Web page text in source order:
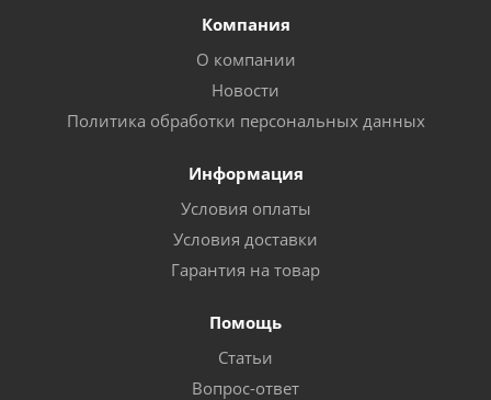
Компания
О компании
Новости
Политика обработки персональных данных
Информация
Условия оплаты
Условия доставки
Гарантия на товар
Помощь
Статьи
Вопрос-ответ